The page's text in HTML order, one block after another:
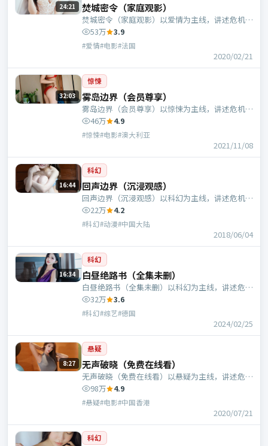
24:21 焚城密令（家庭观影）
焚城密令（家庭观影）以爱情为主线，讲述危机中
的抉择与人物成长；法国班底，程耳执导，张曼
玉、沈腾等主演。
53万 3.9
#爱情#电影#法国
2020/02/21
32:03
惊悚
雾岛边界（会员尊享）
雾岛边界（会员尊享）以惊悚为主线，讲述危机中
的抉择与人物成长；澳大利亚班底，吕行执导，任
素汐、于和伟等主演。
46万 4.9
#惊悚#电影#澳大利亚
2021/11/08
16:44
科幻
回声边界（沉浸观感）
回声边界（沉浸观感）以科幻为主线，讲述危机中
的抉择与人物成长；中国大陆班底，娄烨执导，梁
朝伟、张曼玉等主演。
22万 4.2
#科幻#动漫#中国大陆
2018/06/04
16:34
科幻
白昼绝路书（全集未删）
白昼绝路书（全集未删）以科幻为主线，讲述危机
中的抉择与人物成长；德国班底，郭帆执导，倪
妮、刘昊然等主演。
32万 3.6
#科幻#综艺#德国
2024/02/25
8:27
悬疑
无声破晓（免费在线看）
无声破晓（免费在线看）以悬疑为主线，讲述危机
中的抉择与人物成长；中国香港班底，乌尔善执
导，刘德华、段奕宏等主演。
98万 4.9
#悬疑#电影#中国香港
2020/07/21
科幻